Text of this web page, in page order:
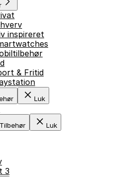
inspireret
& Fritid
Luk
Luk
3